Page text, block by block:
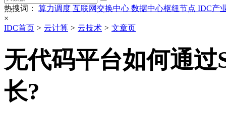
热搜词： 算力调度 互联网交换中心 数据中心枢纽节点 IDC产
×
IDC首页 > 云计算 > 云技术 > 文章页
无代码平台如何通过
长?